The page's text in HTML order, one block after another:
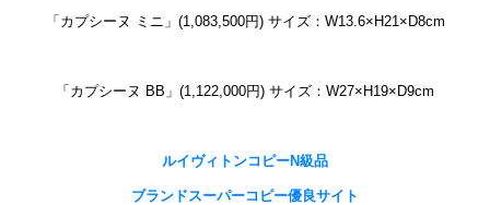
「カプシーヌ ミニ」(1,083,500円) サイズ：W13.6×H21×D8cm
「カプシーヌ BB」(1,122,000円) サイズ：W27×H19×D9cm
ルイヴィトンコピーN級品
ブランドスーパーコピー優良サイト